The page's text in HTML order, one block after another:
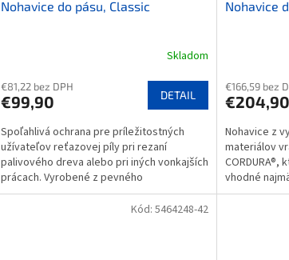
Nohavice do pásu, Classic
Skladom
€81,22 bez DPH
€99,90 DETAIL
Spoľahlivá ochrana pre príležitostných
užívateľov reťazovej píly pri rezaní
palivového dreva alebo pri iných vonkajších
prácach. Vyrobené z pevného
polyesteru/bavlny....
Nohavice
€166,59 bez
€204,90
Nohavice z
materiálov
CORDURA®,
vhodné
Vysoko
Kód: 5464248-42